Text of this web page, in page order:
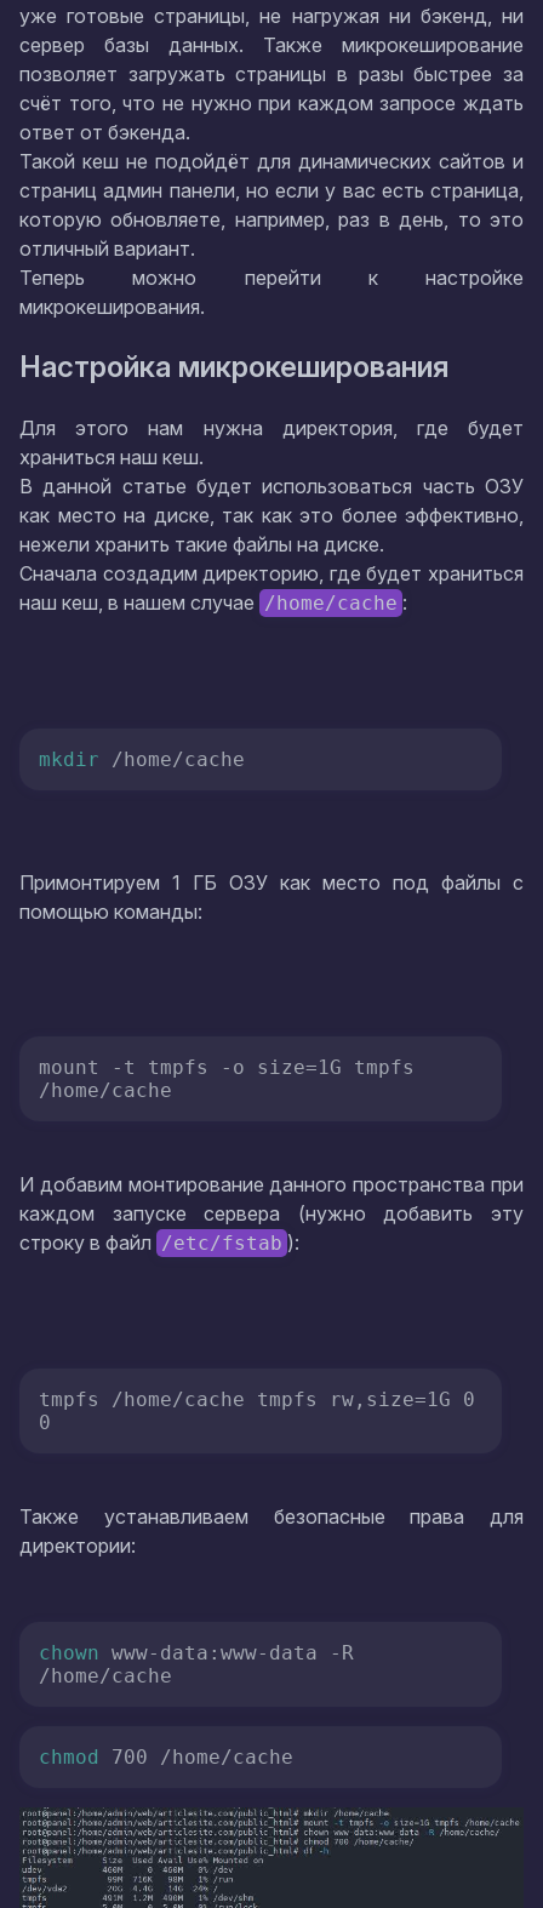
уже готовые страницы, не нагружая ни бэкенд, ни
сервер базы данных. Также микрокеширование
позволяет загружать страницы в разы быстрее за
счёт того, что не нужно при каждом запросе ждать
ответ от бэкенда.
Такой кеш не подойдёт для динамических сайтов и
страниц админ панели, но если у вас есть страница,
которую обновляете, например, раз в день, то это
отличный вариант.
Теперь можно перейти к настройке
микрокеширования.
Настройка микрокеширования
Для этого нам нужна директория, где будет
храниться наш кеш.
В данной статье будет использоваться часть ОЗУ
как место на диске, так как это более эффективно,
нежели хранить такие файлы на диске.
Сначала создадим директорию, где будет храниться
наш кеш, в нашем случае /home/cache :
mkdir /home/cache
Примонтируем 1 ГБ ОЗУ как место под файлы с
помощью команды:
mount -t tmpfs -o size=1G tmpfs
/home/cache
И добавим монтирование данного пространства при
каждом запуске сервера (нужно добавить эту
строку в файл /etc/fstab ):
tmpfs /home/cache tmpfs rw,size=1G 0
0
Также устанавливаем безопасные права для
директории:
chown www-data:www-data -R
/home/cache
chmod 700 /home/cache